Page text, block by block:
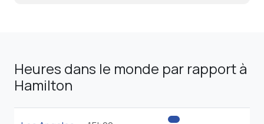
Heures dans le monde par rapport à
Hamilton